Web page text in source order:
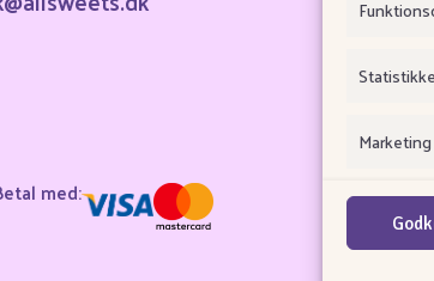
Marketing
med: